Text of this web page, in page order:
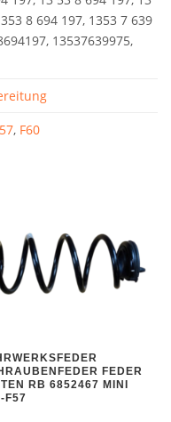
8 694 197, 1353 7 639
13537639975,
, F60
FEDER
RB 6852467 MINI
F57